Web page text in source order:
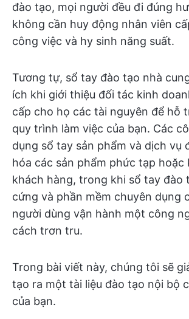
đào tạo, mọi người đều đi đúng
không cần huy động nhân viên
công việc và hy sinh năng suất.
Tương tự, sổ tay đào tạo nhà
ích khi giới thiệu đối tác kinh
cấp cho họ các tài nguyên để hỗ
quy trình làm việc của bạn. Các
dụng sổ tay sản phẩm và dịch vụ
hóa các sản phẩm phức tạp hoặc
khách hàng, trong khi sổ tay đào
cứng và phần mềm chuyên dụng
người dùng vận hành một công
cách trơn tru.
Trong bài viết này, chúng tôi sẽ
tạo ra một tài liệu đào tạo nội bộ
của bạn.